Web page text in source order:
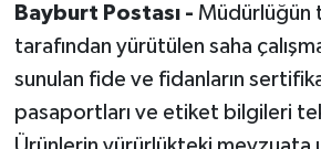
Bayburt Postası - Müdürlüğün
tarafından yürütülen saha
sunulan fide ve fidanların
pasaportları ve etiket bilgileri